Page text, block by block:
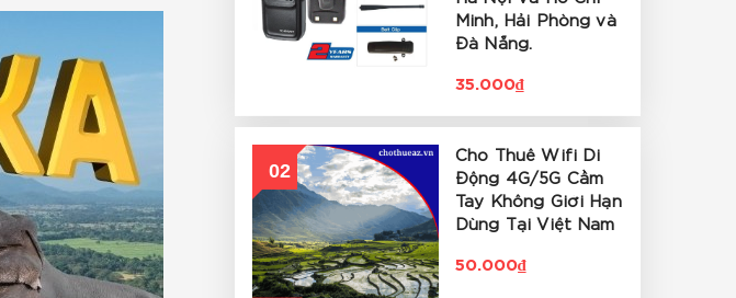
Minh, Hải Phòng và
Đà Nẵng.
35.000₫
02
Cho Thuê Wifi Di
Động 4G/5G Cầm
Tay Không Giới Hạn
Dùng Tại Việt Nam
50.000₫